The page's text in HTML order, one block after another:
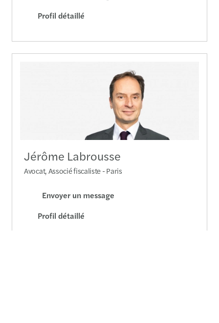
Profil détaillé
Jérôme Labrousse
Avocat, Associé fiscaliste - Paris
Envoyer un message
Profil détaillé